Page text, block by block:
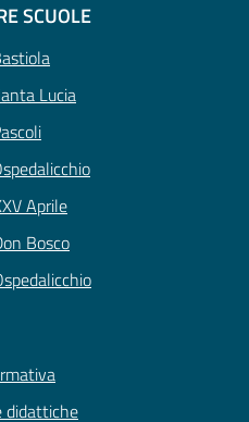
SCUOLE
Lucia
Aprile
Bosco
didattiche